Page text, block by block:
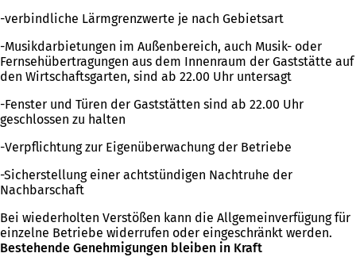
-verbindliche Lärmgrenzwerte je nach Gebietsart
-Musikdarbietungen im Außenbereich, auch Musik- oder
Fernsehübertragungen aus dem Innenraum der Gaststätte auf
den Wirtschaftsgarten, sind ab 22.00 Uhr untersagt
-Fenster und Türen der Gaststätten sind ab 22.00 Uhr
geschlossen zu halten
-Verpflichtung zur Eigenüberwachung der Betriebe
-Sicherstellung einer achtstündigen Nachtruhe der
Nachbarschaft
Bei wiederholten Verstößen kann die Allgemeinverfügung für
einzelne Betriebe widerrufen oder eingeschränkt werden.
Bestehende Genehmigungen bleiben in Kraft